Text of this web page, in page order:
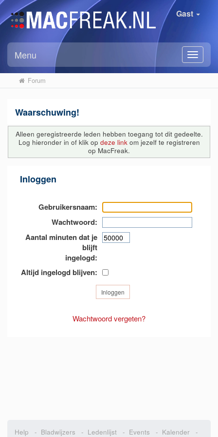
Gast
Menu
Forum
Waarschuwing!
Alleen geregistreerde leden hebben toegang tot dit gedeelte.
Log hieronder in of klik op deze link om jezelf te registreren
op MacFreak.
Inloggen
Gebruikersnaam:
Wachtwoord:
Aantal minuten dat je
blijft
ingelogd:
Altijd ingelogd blijven:
Wachtwoord vergeten?
Help - Bladwijzers - Ledenlijst - Events - Kalender -